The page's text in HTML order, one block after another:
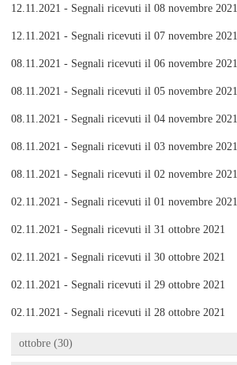
12.11.2021 - Segnali ricevuti il 08 novembre 2021
12.11.2021 - Segnali ricevuti il 07 novembre 2021
08.11.2021 - Segnali ricevuti il 06 novembre 2021
08.11.2021 - Segnali ricevuti il 05 novembre 2021
08.11.2021 - Segnali ricevuti il 04 novembre 2021
08.11.2021 - Segnali ricevuti il 03 novembre 2021
08.11.2021 - Segnali ricevuti il 02 novembre 2021
02.11.2021 - Segnali ricevuti il 01 novembre 2021
02.11.2021 - Segnali ricevuti il 31 ottobre 2021
02.11.2021 - Segnali ricevuti il 30 ottobre 2021
02.11.2021 - Segnali ricevuti il 29 ottobre 2021
02.11.2021 - Segnali ricevuti il 28 ottobre 2021
ottobre (30)